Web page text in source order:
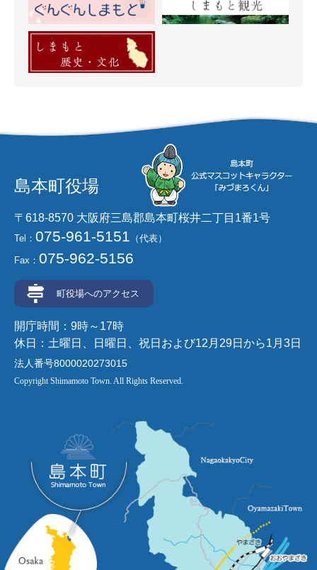
島本町役場
〒618-8570 大阪府三島郡島本町桜井二丁目1番1号
Tel： 075-961-5151 （代表）
Fax： 075-962-5156
町役場へのアクセス
開庁時間：9時～17時
休日：土曜日、日曜日、祝日および12月29日から1月3日
法人番号8000020273015
Copyright Shimamoto Town. All Rights Reserved.